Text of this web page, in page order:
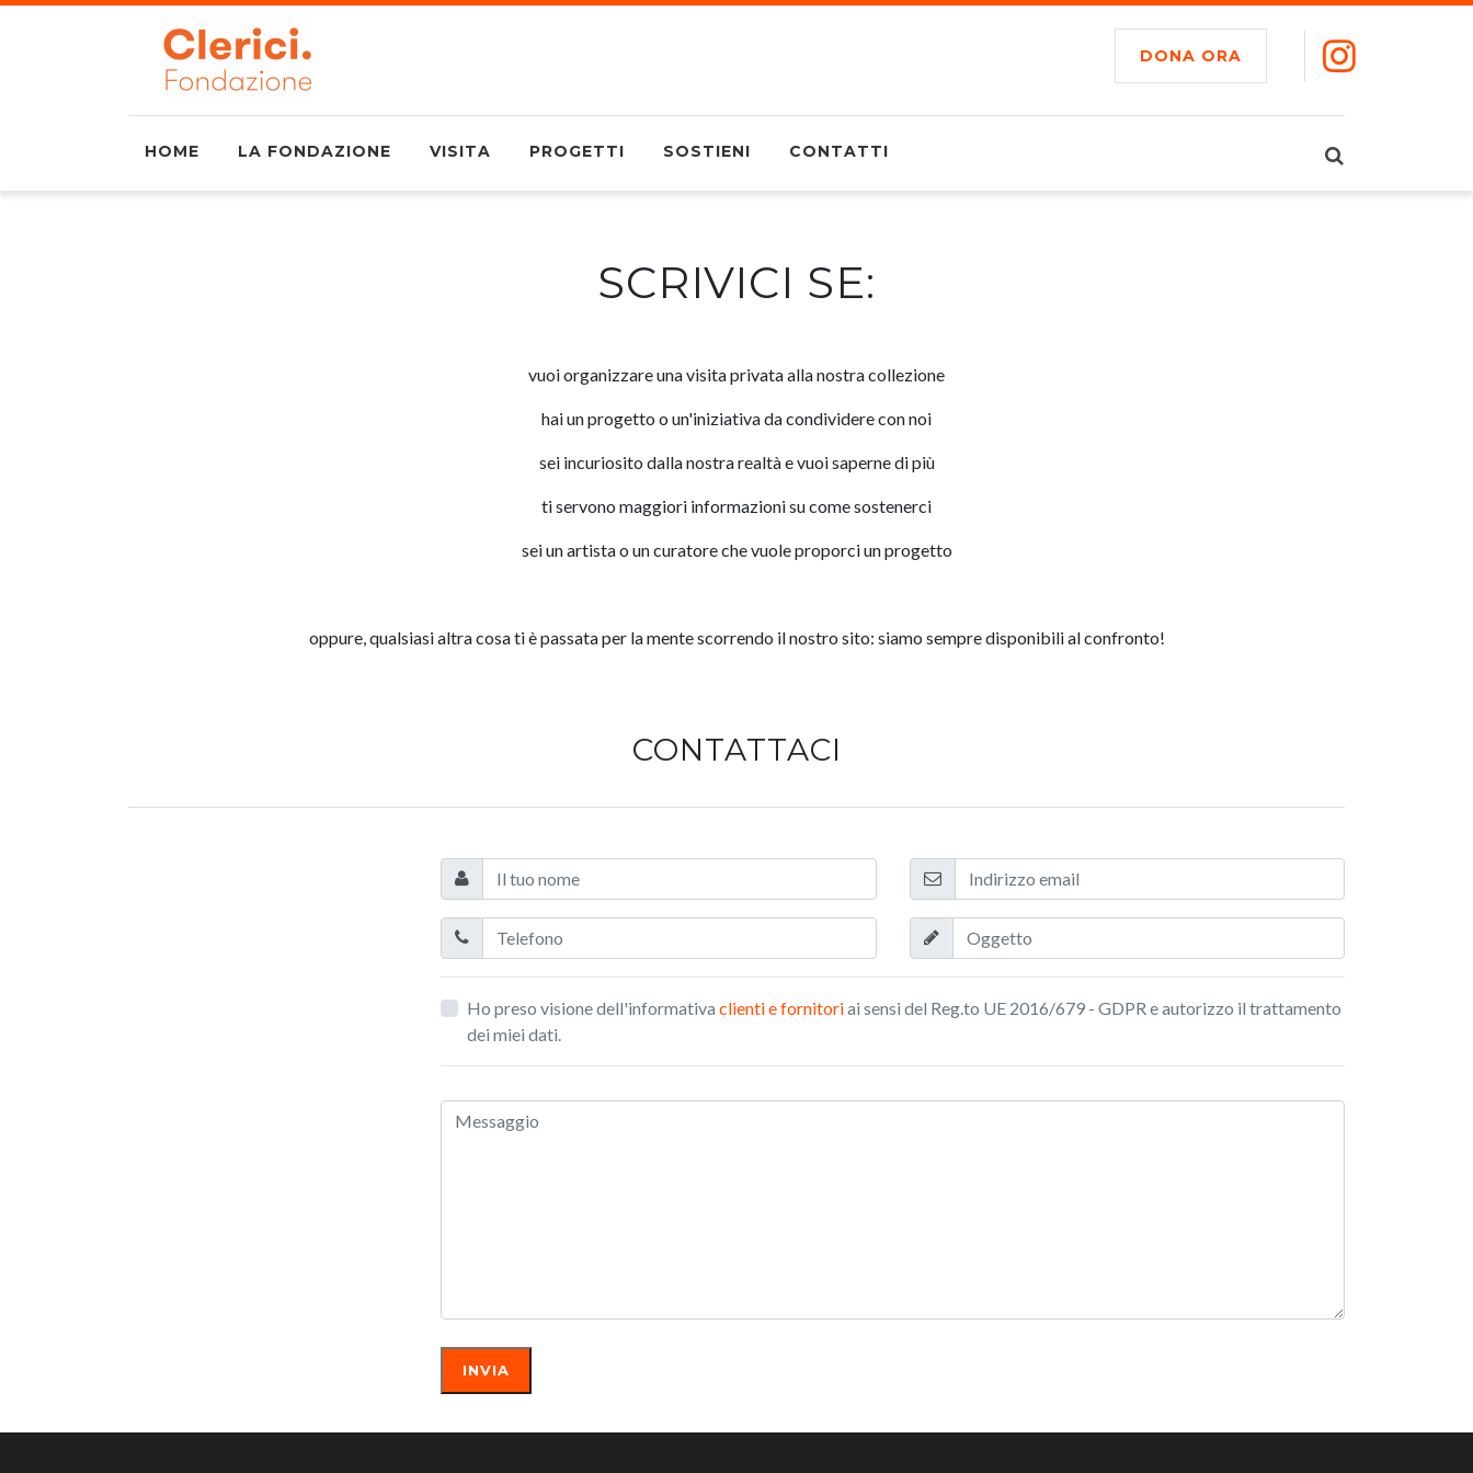
DONA ORA
HOME LA FONDAZIONE VISITA PROGETTI SOSTIENI CONTATTI
SCRIVICI SE:
vuoi organizzare una visita privata alla nostra collezione
hai un progetto o un'iniziativa da condividere con noi
sei incuriosito dalla nostra realtà e vuoi saperne di più
ti servono maggiori informazioni su come sostenerci
sei un artista o un curatore che vuole proporci un progetto
oppure, qualsiasi altra cosa ti è passata per la mente scorrendo il nostro sito: siamo sempre disponibili al confronto!
CONTATTACI
Ho preso visione dell'informativa clienti e fornitoriai sensi del Reg.to UE 2016/679 - GDPR e autorizzo il trattamento
dei miei dati.